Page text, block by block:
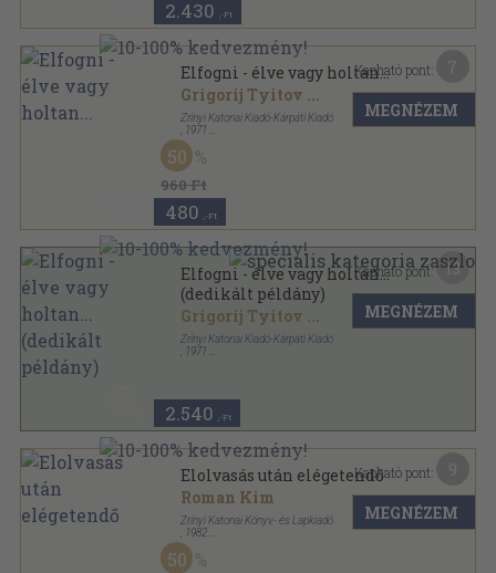
2.430 ,-Ft
Elfogni - élve vagy holtan...
Grigorij Tyitov ...
Zrínyi Katonai Kiadó-Kárpáti Kiadó
1971
Vászon
960 Ft
50
480 ,-Ft
Kapható pont:
MEGNÉZEM
Elfogni - élve vagy holtan...
(dedikált példány)
Grigorij Tyitov ...
Zrínyi Katonai Kiadó-Kárpáti Kiadó
1971
2.540 ,-Ft
Kapható pont: 13
MEGNÉZEM
Elolvasás után elégetendő
Roman Kim
Zrínyi Katonai Könyv- és Lapkiadó
1982
Ragasztott papírkötés
Sorkatonák kiskönyvtára sorozat
50
Kapható pont:
MEGNÉZEM